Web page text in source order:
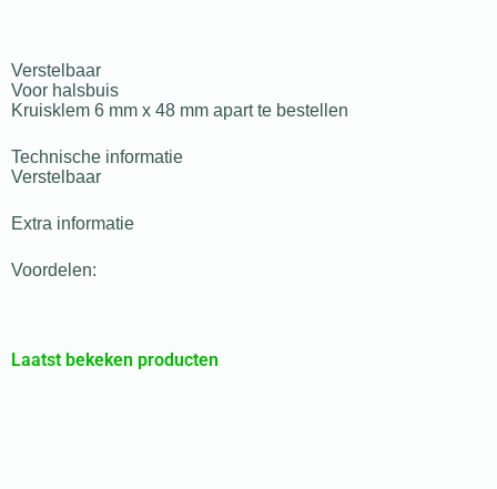
Verstelbaar
Voor halsbuis
Kruisklem 6 mm x 48 mm apart te bestellen
Technische informatie
Verstelbaar
Extra informatie
Voordelen:
Laatst bekeken producten